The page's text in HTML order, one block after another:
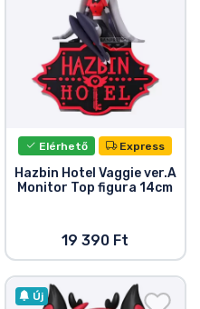
Elérhető Express
Hazbin Hotel Vaggie ver.A
Monitor Top figura 14cm
19 390 Ft
Új